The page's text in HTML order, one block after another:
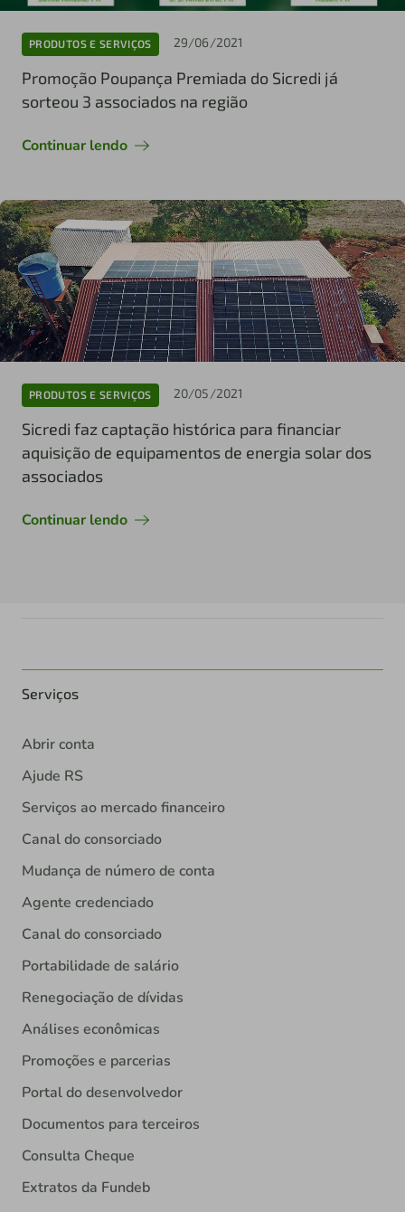
PRODUTOS E SERVIÇOS 29/06/2021
Promoção Poupança Premiada do Sicredi já
sorteou 3 associados na região
Continuar lendo
PRODUTOS E SERVIÇOS 20/05/2021
Sicredi faz captação histórica para financiar
aquisição de equipamentos de energia solar dos
associados
Continuar lendo
Serviços
Abrir conta
Ajude RS
Serviços ao mercado financeiro
Canal do consorciado
Mudança de número de conta
Agente credenciado
Canal do consorciado
Portabilidade de salário
Renegociação de dívidas
Análises econômicas
Promoções e parcerias
Portal do desenvolvedor
Documentos para terceiros
Consulta Cheque
Extratos da Fundeb